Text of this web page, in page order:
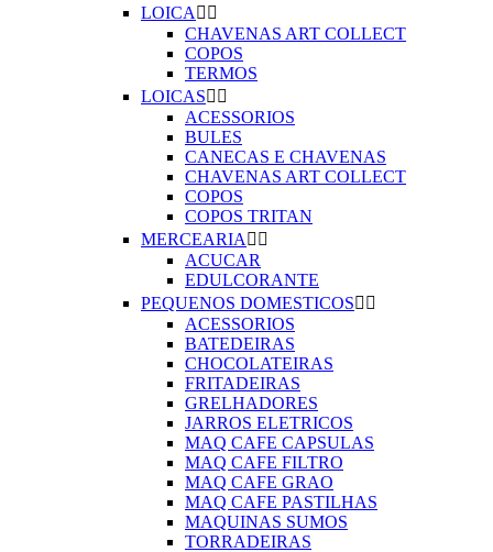
LOICA  
CHAVENAS ART COLLECT
COPOS
TERMOS
LOICAS 
ACESSORIOS
BULES
CANECAS E CHAVENAS
CHAVENAS ART COLLECT
COPOS
COPOS TRITAN
MERCEARIA  
ACUCAR
EDULCORANTE
PEQUENOS DOMESTICOS 
ACESSORIOS
BATEDEIRAS
CHOCOLATEIRAS
FRITADEIRAS
GRELHADORES
JARROS ELETRICOS
MAQ CAFE CAPSULAS
MAQ CAFE FILTRO
MAQ CAFE GRAO
MAQ CAFE PASTILHAS
MAQUINAS SUMOS
TORRADEIRAS